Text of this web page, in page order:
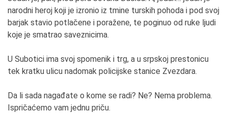
narodni heroj koji je izronio iz tmine turskih pohoda i pod svoj
barjak stavio potlačene i poražene, te poginuo od ruke ljudi
koje je smatrao saveznicima.
U Subotici ima svoj spomenik i trg, a u srpskoj prestonicu
tek kratku ulicu nadomak policijske stanice Zvezdara.
Da li sada nagađate o kome se radi? Ne? Nema problema.
Ispričaćemo vam jednu priču.